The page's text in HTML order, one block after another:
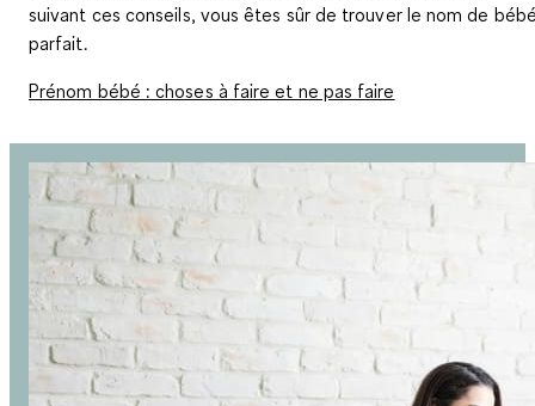
suivant ces conseils, vous êtes sûr de trouver le nom de
parfait.
Prénom bébé : choses à faire et ne pas faire